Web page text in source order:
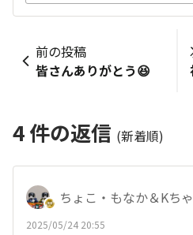
前の投稿
皆さんありがとう😆
4件の返信 (新着順)
ちょこ・もなか＆Kち
2025/05/24 20:55